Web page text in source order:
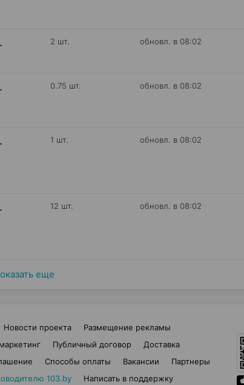
2 шт. обновл. в 08:02
0.75 шт. обновл. в 08:02
1 шт. обновл. в 08:02
12 шт. обновл. в 08:02
еще
Новости проекта
Размещение рекламы
Публичный договор
Доставка
Способы оплаты Вакансии
Партнеры
103.by
Написать в поддержку